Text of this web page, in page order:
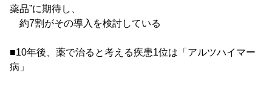
薬品”に期待し、
約7割がその導入を検討している
■10年後、薬で治ると考える疾患1位は「アルツハイマー
病」